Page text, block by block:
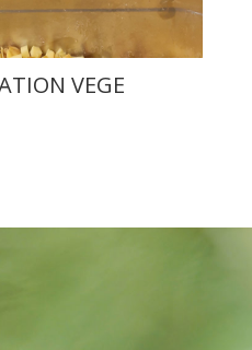
VEGE